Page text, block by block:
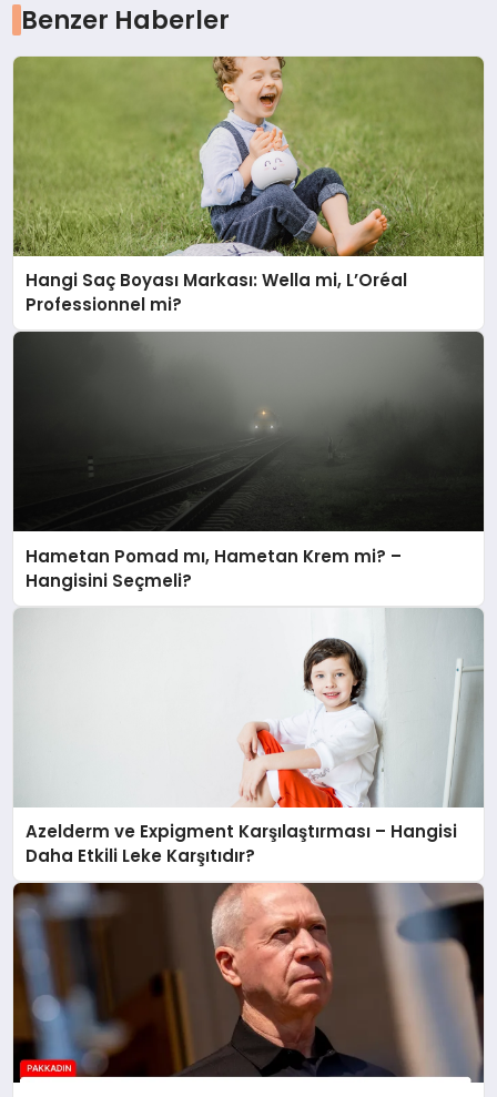
Benzer Haberler
Hangi Saç Boyası Markası: Wella mi, L’Oréal
Professionnel mi?
Hametan Pomad mı, Hametan Krem mi? –
Hangisini Seçmeli?
Azelderm ve Expigment Karşılaştırması – Hangisi
Daha Etkili Leke Karşıtıdır?